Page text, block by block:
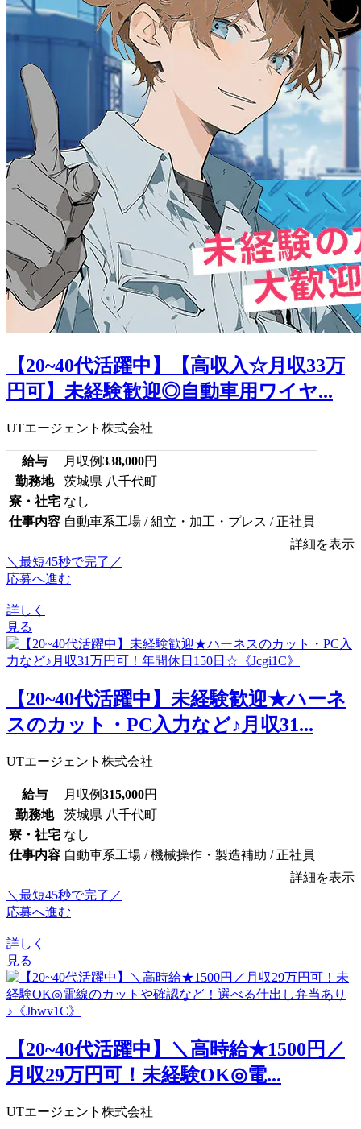
【20~40代活躍中】【高収入☆月収33万
円可】未経験歓迎◎自動車用ワイヤ...
UTエージェント株式会社
給与 月収例338,000円
勤務地
茨城県 八千代町
寮・社宅 なし
仕事内容 自動車系工場 / 組立・加工・プレス / 正社員
詳細を表示
＼最短45秒で完了／
応募へ進む
詳しく
見る
【20~40代活躍中】未経験歓迎★ハーネ
スのカット・PC入力など♪月収31...
UTエージェント株式会社
給与 月収例315,000円
勤務地
茨城県 八千代町
寮・社宅 なし
仕事内容 自動車系工場 / 機械操作・製造補助 / 正社員
詳細を表示
＼最短45秒で完了／
応募へ進む
詳しく
見る
【20~40代活躍中】＼高時給★1500円／
月収29万円可！未経験OK◎電...
UTエージェント株式会社